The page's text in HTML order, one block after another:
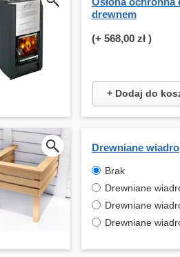
drewnem
(+ 568,00 zł )
+ Dodaj do
Drewniane wiadro
Brak
Drewniane
Drewniane
Drewniane